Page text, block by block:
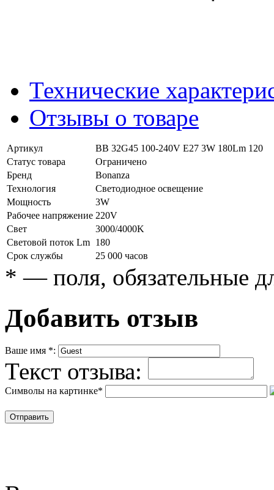
Технические
Отзывы о товаре
Артикул
BB 32G45 100-240V E27 3W 180Lm 120
Статус товара
Ограничено
Бренд
Bonanza
Технология
Светодиодное освещение
Мощность
3W
Рабочее напряжение 220V
Свет
3000/4000K
Световой поток Lm 180
Срок службы
25 000 часов
* — поля, обязательные
Добавить отзыв
Ваше имя *:
Текст отзыва:
Символы на картинке*